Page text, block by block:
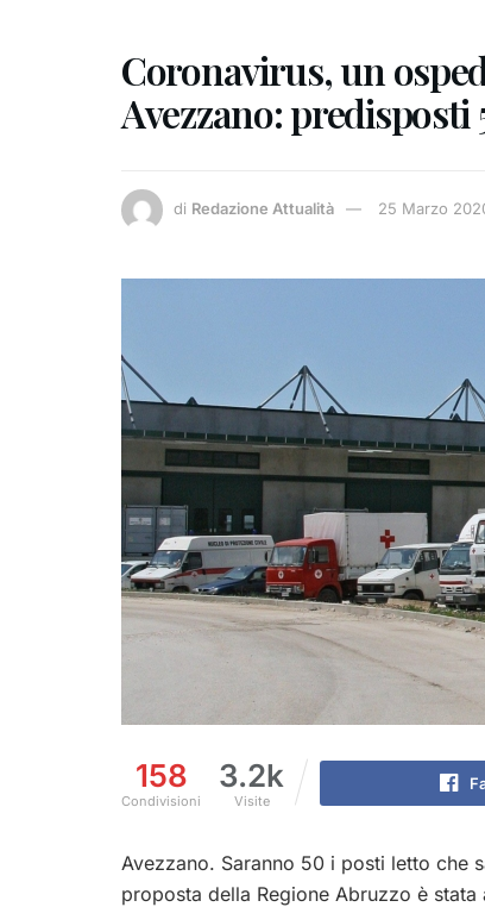
Coronavirus, un
Avezzano: predisposti
di Redazione Attualità 25 Marzo
158
Condivisioni
3.2k
Visite
Avezzano. Saranno 50 i posti letto che
proposta della Regione Abruzzo è